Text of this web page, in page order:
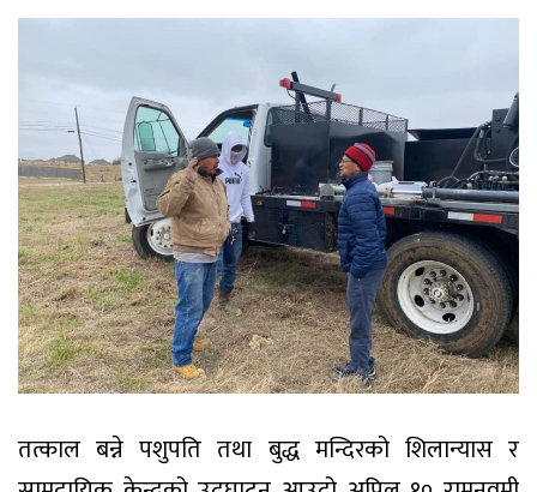
तत्काल बन्ने पशुपति तथा बुद्ध मन्दिरको शिलान्यास र